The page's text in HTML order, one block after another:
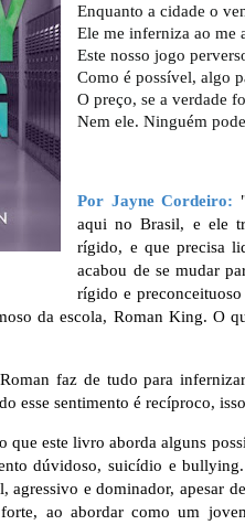
Enquanto a cidade o
Ele me inferniza ao me
Este nosso jogo
Como é possível, algo
O preço, se a verdade
Nem ele. Ninguém
Por Jayne Cordeiro:
aqui no Brasil, e ele
rígido, e que precisa
acabou de se mudar
rígido e preconceituoso
da escola, Roman King. O
faz de tudo para
esse sentimento é recíproco,
que este livro aborda alguns
dúvidoso, suicídio e
agressivo e dominador, apesar
ao abordar como um